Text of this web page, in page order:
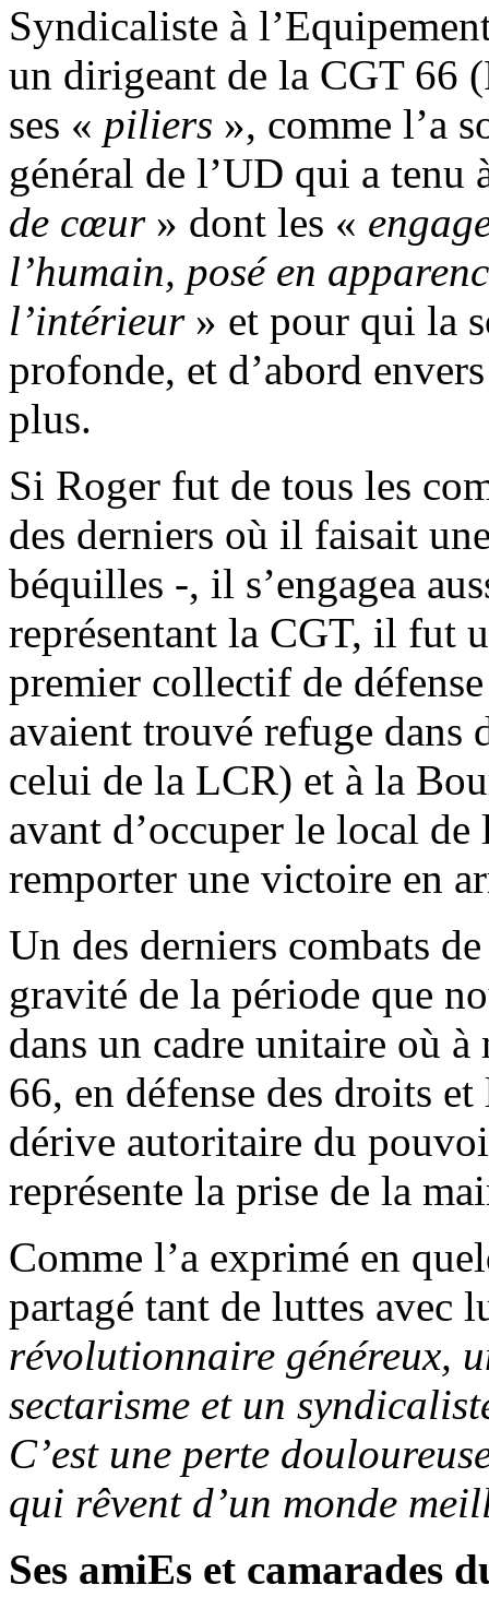
Syndicaliste à
un dirigeant de la CGT 66
ses « piliers », comme l’a
général de l’UD qui a tenu
de cœur» dont les «
l’humain, posé en
l’intérieur» et pour qui la
profonde, et d’abord
plus.
Si Roger fut de tous les
des derniers où il faisait
béquilles -, il s’engagea
représentant la CGT, il fut
premier collectif de
avaient trouvé refuge
celui de la LCR) et à la
avant d’occuper le local
remporter une victoire en
Un des derniers combats
gravité de la période que
dans un cadre unitaire où
66, en défense des droits
dérive autoritaire du
représente la prise de la
Comme l’a exprimé en
partagé tant de luttes avec
révolutionnaire généreux,
sectarisme et un
C’est une perte
qui rêvent d’un monde
Ses amiEs et camarades